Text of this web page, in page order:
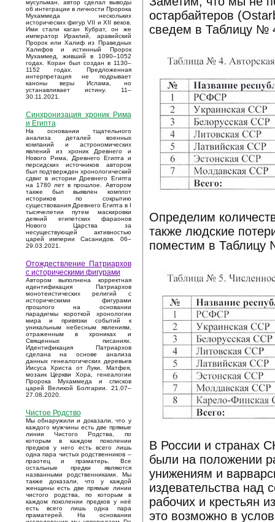
мусульман, автор сделал выводы
об интеграции в личности Пророка
Мухаммеда нескольких
исторических фигур VII и XII веков.
Ими стали каган Кубрат, он же
император Ираклий, аравийский
Пророк или Халиф из Праведных
Халифов и истинный Пророк
Мухаммед, живший в 1090–1052
годах. Коран был создан в 1130–
1152 годах. Предложенная
интерпретация не подрывает
каноны веры Ислама, но
устанавливает истину. 11–
30.11.2021.
Синхронизация хроник Рима
и Египта
На основании тщательного
анализа деталей военных
компаний и астрономических
явлений из хроник Древнего и
Нового Рима, Древнего Египта и
персидских источников автором
был подтвержден хронологический
сдвиг в истории Древнего Египта
на 1780 лет в прошлое. Автором
также был выявлен комплот
историков по сокрытию
существования Древнего Египта в I
тысячелетии путем маскировки
деяний египетских фараонов
Нового Царства за
несуществующей активностью
царей империи Сасанидов. 06–
29.03.2021.
Отождествление Патриархов
с историческими фигурами
Автором выполнена корректная
идентификация Патриархов
монотеистических религий с
историческими фигурами
прошлого на основании
парадигмы короткой хронологии
мира и привязки событий к
уникальным небесным явлениям,
отраженным в хрониках и
Священных писаниях.
Идентификация Патриархов
сделана на основе анализа
данных генеалогических деревьев
Иисуса Христа от Луки, Матфея,
мозаик Церкви Хора, генеалогии
Пророка Мухаммеда и списков
царей Великой Болгарии. 21.07–
27.08.2020.
Чистое Родство
Мы обнаружили и доказали, что у
каждого мужчины есть две прямые
линии Чистого Родства, по
которым в каждом поколении
предков у него есть всего лишь
одна пара чистых родственников –
праотец и праматерь. Все
остальные предки являются
названными родственниками. Мы
также доказали, что у каждой
женщины есть две прямые линии
чистого родства, по которым в
каждом поколении предков у неё
есть всего лишь одна пара
праматерей. На основании
остарбайтеров
сведем в Таблицу №
Определим
также людские
поместим в Таблицу
В России и странах
были на положении
унижениям и
издевательства над
рабочих и крестьян
это возможно в